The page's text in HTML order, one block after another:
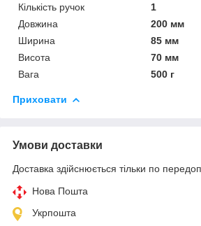
Кількість ручок
1
Довжина
200 мм
Ширина
85 мм
Висота
70 мм
Вага
500 г
Приховати
Умови доставки
Доставка здійснюється тільки по
Нова Пошта
Укрпошта